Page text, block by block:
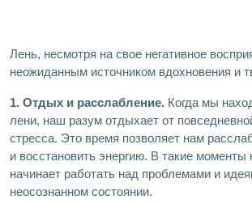
Лень, несмотря на свое негативное
неожиданным источником вдохновения и
1. Отдых и расслабление. Когда мы
лени, наш разум отдыхает от
стресса. Это время позволяет нам
и восстановить энергию. В такие
начинает работать над проблемами и
неосознанном состоянии.